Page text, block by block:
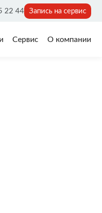
22 44 Запись на сервис
Сервис О компании